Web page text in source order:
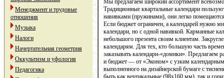
Менеджмент и трудовые
отношения
Музыка
Налоги
Начертательная геометрия
Оккультизм и уфология
Педагогика
Традиционные квартальные календари
навивками (пружинами), они легко
Если бюджет ограничен, а календарей нужно
календари, но с одной навивкой. Карманные
небольшого презента своим клиентам.
календарям. Для тех, кто большую часть
заказывать календари-«домики». Предлагаем
и бюджет — от «Эконом» с узким
выполненного на дизайнерской бумаге с
быть как вертикальные (98х160 мм), так и